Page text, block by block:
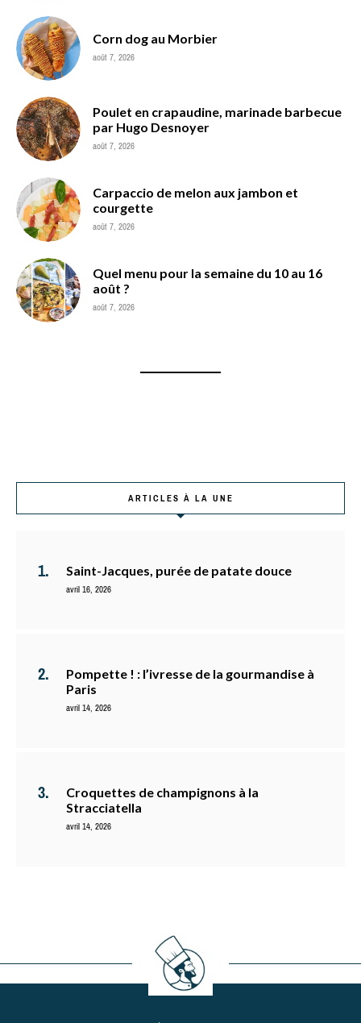
Corn dog au Morbier
août 7, 2026
Poulet en crapaudine, marinade barbecue
par Hugo Desnoyer
août 7, 2026
Carpaccio de melon aux jambon et
courgette
août 7, 2026
Quel menu pour la semaine du 10 au 16
août ?
août 7, 2026
ARTICLES À LA UNE
Saint-Jacques, purée de patate douce
avril 16, 2026
Pompette ! : l’ivresse de la gourmandise à
Paris
avril 14, 2026
Croquettes de champignons à la
Stracciatella
avril 14, 2026